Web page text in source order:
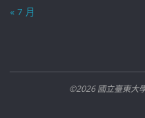
« 7 月
©2026 國立臺東大